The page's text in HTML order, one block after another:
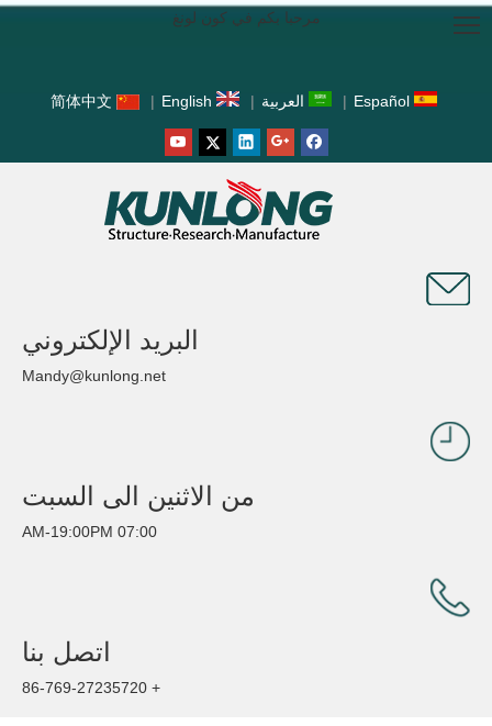
مرحبا بكم في كون لونغ
Español
| العربية |
English
|
简体中文
البريد الإلكتروني
Mandy@kunlong.net
من الاثنين الى السبت
07:00 AM-19:00PM
اتصل بنا
+ 86-769-27235720